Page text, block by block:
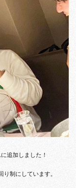
追加しました！
制にしています。